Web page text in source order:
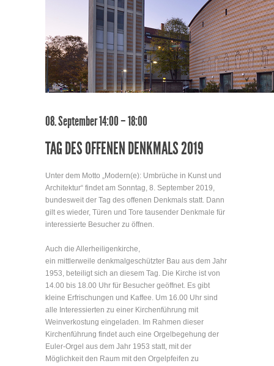
08. September 14:00 – 18:00
TAG DES OFFENEN DENKMALS 2019
Unter dem Motto „Modern(e): Umbrüche in Kunst und
Architektur“ findet am Sonntag, 8. September 2019,
bundesweit der Tag des offenen Denkmals statt. Dann
gilt es wieder, Türen und Tore tausender Denkmale für
interessierte Besucher zu öffnen.
Auch die Allerheiligenkirche,
ein mittlerweile denkmalgeschützter Bau aus dem Jahr
1953, beteiligt sich an diesem Tag. Die Kirche ist von
14.00 bis 18.00 Uhr für Besucher geöffnet. Es gibt
kleine Erfrischungen und Kaffee. Um 16.00 Uhr sind
alle Interessierten zu einer Kirchenführung mit
Weinverkostung eingeladen. Im Rahmen dieser
Kirchenführung findet auch eine Orgelbegehung der
Euler-Orgel aus dem Jahr 1953 statt, mit der
Möglichkeit den Raum mit den Orgelpfeifen zu